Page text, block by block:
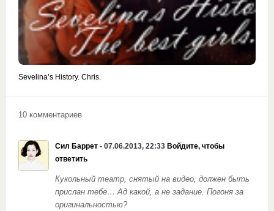
Sevelina’s History. Chris.
10 комментариев
Сил Баррет - 07.06.2013, 22:33 Войдите, чтобы
ответить
Кукольный театр, снятый на видео, должен быть
прислан тебе… Ад какой, а не задание. Погоня за
оригинальностью?